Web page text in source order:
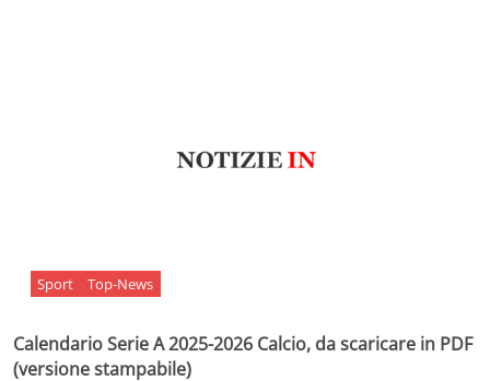
Sport Top-News
Calendario Serie A 2025-2026 Calcio, da scaricare in PDF
(versione stampabile)